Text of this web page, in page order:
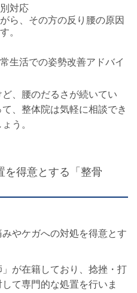
対応
ら、その方の反り腰の原因
。
生活での姿勢改善アドバイ
ど、腰のだるさが続いてい
、整体院は気軽に相談でき
う。
を得意とする「整骨
やケガへの対処を得意とす
が在籍しており、捻挫・打
て専門的な処置を行いま